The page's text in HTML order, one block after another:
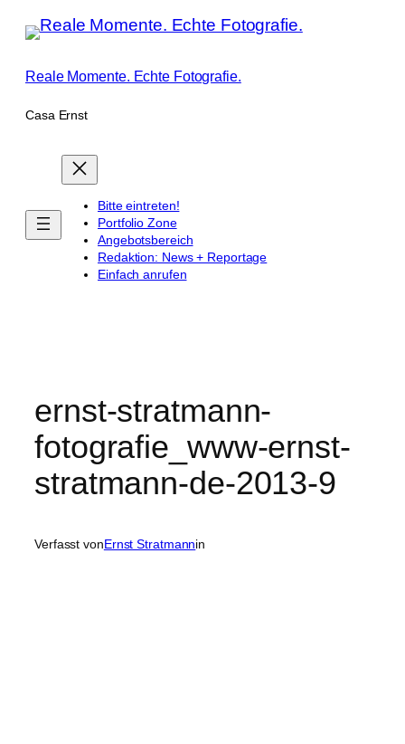
Zum
Inhalt
Reale Momente. Echte Fotografie.
Casa Ernst
Bitte eintreten!
Portfolio Zone
Angebotsbereich
Redaktion: News + Reportage
Einfach anrufen
ernst-stratmann-
fotografie_www-ernst-
stratmann-de-2013-9
Verfasst vonErnst Stratmannin